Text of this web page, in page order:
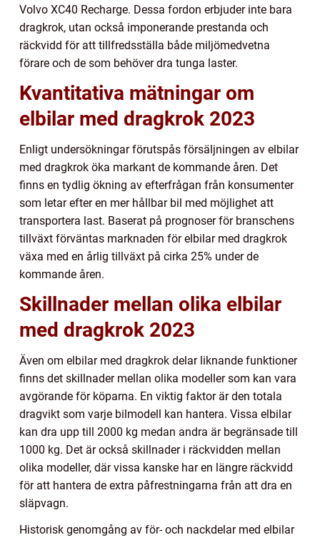
Volvo XC40 Recharge. Dessa fordon erbjuder inte bara
dragkrok, utan också imponerande prestanda och
räckvidd för att tillfredsställa både miljömedvetna
förare och de som behöver dra tunga laster.
Kvantitativa mätningar om
elbilar med dragkrok 2023
Enligt undersökningar förutspås försäljningen av elbilar
med dragkrok öka markant de kommande åren. Det
finns en tydlig ökning av efterfrågan från konsumenter
som letar efter en mer hållbar bil med möjlighet att
transportera last. Baserat på prognoser för branschens
tillväxt förväntas marknaden för elbilar med dragkrok
växa med en årlig tillväxt på cirka 25% under de
kommande åren.
Skillnader mellan olika elbilar
med dragkrok 2023
Även om elbilar med dragkrok delar liknande funktioner
finns det skillnader mellan olika modeller som kan vara
avgörande för köparna. En viktig faktor är den totala
dragvikt som varje bilmodell kan hantera. Vissa elbilar
kan dra upp till 2000 kg medan andra är begränsade till
1000 kg. Det är också skillnader i räckvidden mellan
olika modeller, där vissa kanske har en längre räckvidd
för att hantera de extra påfrestningarna från att dra en
släpvagn.
Historisk genomgång av för- och nackdelar med elbilar